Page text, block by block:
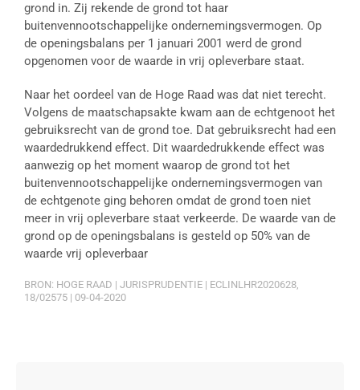
grond in. Zij rekende de grond tot haar
buitenvennootschappelijke ondernemingsvermogen. Op
de openingsbalans per 1 januari 2001 werd de grond
opgenomen voor de waarde in vrij opleverbare staat.
Naar het oordeel van de Hoge Raad was dat niet terecht.
Volgens de maatschapsakte kwam aan de echtgenoot het
gebruiksrecht van de grond toe. Dat gebruiksrecht had een
waardedrukkend effect. Dit waardedrukkende effect was
aanwezig op het moment waarop de grond tot het
buitenvennootschappelijke ondernemingsvermogen van
de echtgenote ging behoren omdat de grond toen niet
meer in vrij opleverbare staat verkeerde. De waarde van de
grond op de openingsbalans is gesteld op 50% van de
waarde vrij opleverbaar
BRON: HOGE RAAD | JURISPRUDENTIE | ECLINLHR2020628,
18/02575 | 09-04-2020